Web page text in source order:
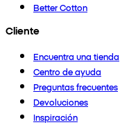
Better Cotton
Cliente
Encuentra una tienda
Centro de ayuda
Preguntas frecuentes
Devoluciones
Inspiración